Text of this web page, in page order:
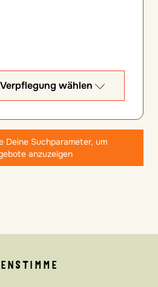
Verpflegung wählen
Deine Suchparameter, um
anzuzeigen